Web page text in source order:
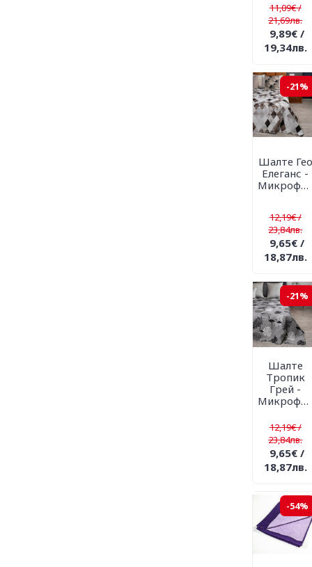
11,09€ /
21,69лв.
9,89€ /
19,34лв.
-21%
Шалте Гео
Елеганс -
Микрофибър
12,19€ /
23,84лв.
9,65€ /
18,87лв.
-21%
Шалте
Тропик
Грей -
Микрофибър
12,19€ /
23,84лв.
9,65€ /
18,87лв.
-54%